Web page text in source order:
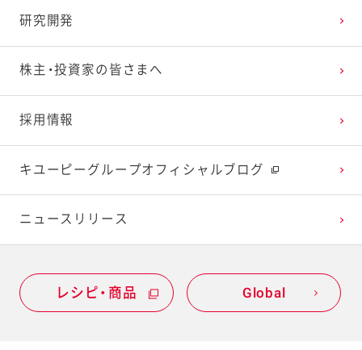
研究開発
株主・投資家の皆さまへ
採用情報
キユーピーグループオフィシャルブログ
ニュースリリース
レシピ・商品 Global